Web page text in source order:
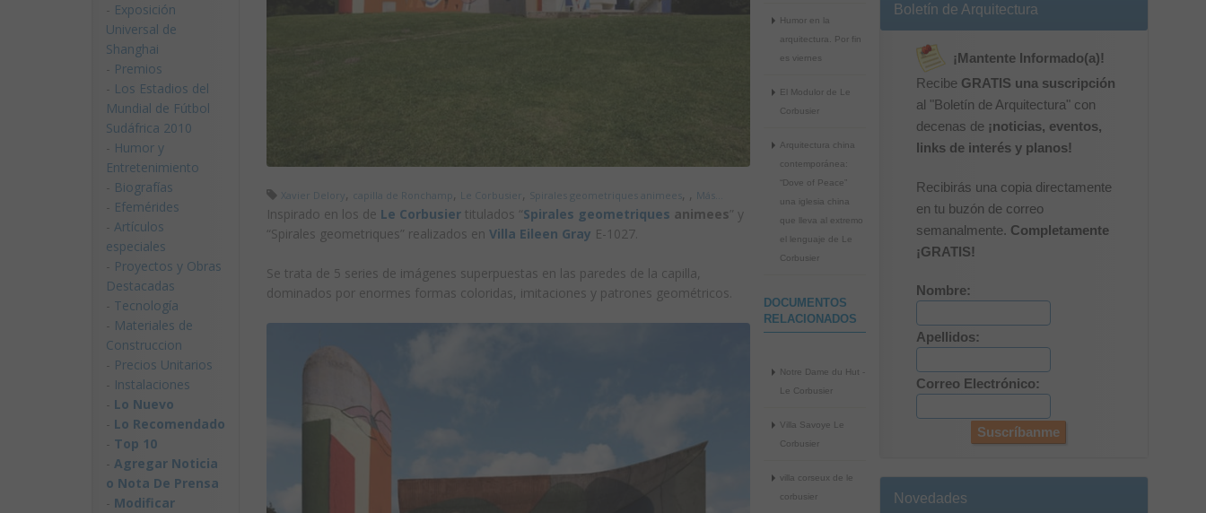
- Exposición
Universal de
Shanghai
- Premios
- Los Estadios del
Mundial de Fútbol
Sudáfrica 2010
- Humor y
Entretenimiento
- Biografías
- Efemérides
- Artículos
especiales
- Proyectos y Obras
Destacadas
- Tecnología
- Materiales de
Construccion
- Precios Unitarios
- Instalaciones
- Lo Nuevo
- Lo Recomendado
- Top 10
- Agregar Noticia
o Nota De Prensa
- Modificar
Xavier Delory capilla de Ronchamp Le Corbusier Spirales geometriques animees Más...
Inspirado en los de Le Corbusier titulados “Spirales geometriques animees” y
“Spirales geometriques” realizados en Villa Eileen Gray E-1027.
Se trata de 5 series de imágenes superpuestas en las paredes de la capilla,
dominados por enormes formas coloridas, imitaciones y patrones geométricos.
Humor en la
arquitectura. Por fin
es viernes
El Modulor de Le
Corbusier
Arquitectura china
contemporánea:
“Dove of Peace”
una iglesia china
que lleva al extremo
el lenguaje de Le
Corbusier
DOCUMENTOS
RELACIONADOS
Notre Dame du Hut -
Le Corbusier
Villa Savoye Le
Corbusier
villa corseux de le
corbusier
Boletín de Arquitectura
¡Mantente Informado(a)!
Recibe GRATIS una suscripción
al "Boletín de Arquitectura" con
decenas de ¡noticias, eventos,
links de interés y planos!
Recibirás una copia directamente
en tu buzón de correo
semanalmente. Completamente
¡GRATIS!
Nombre:
Apellidos:
Correo Electrónico:
Novedades